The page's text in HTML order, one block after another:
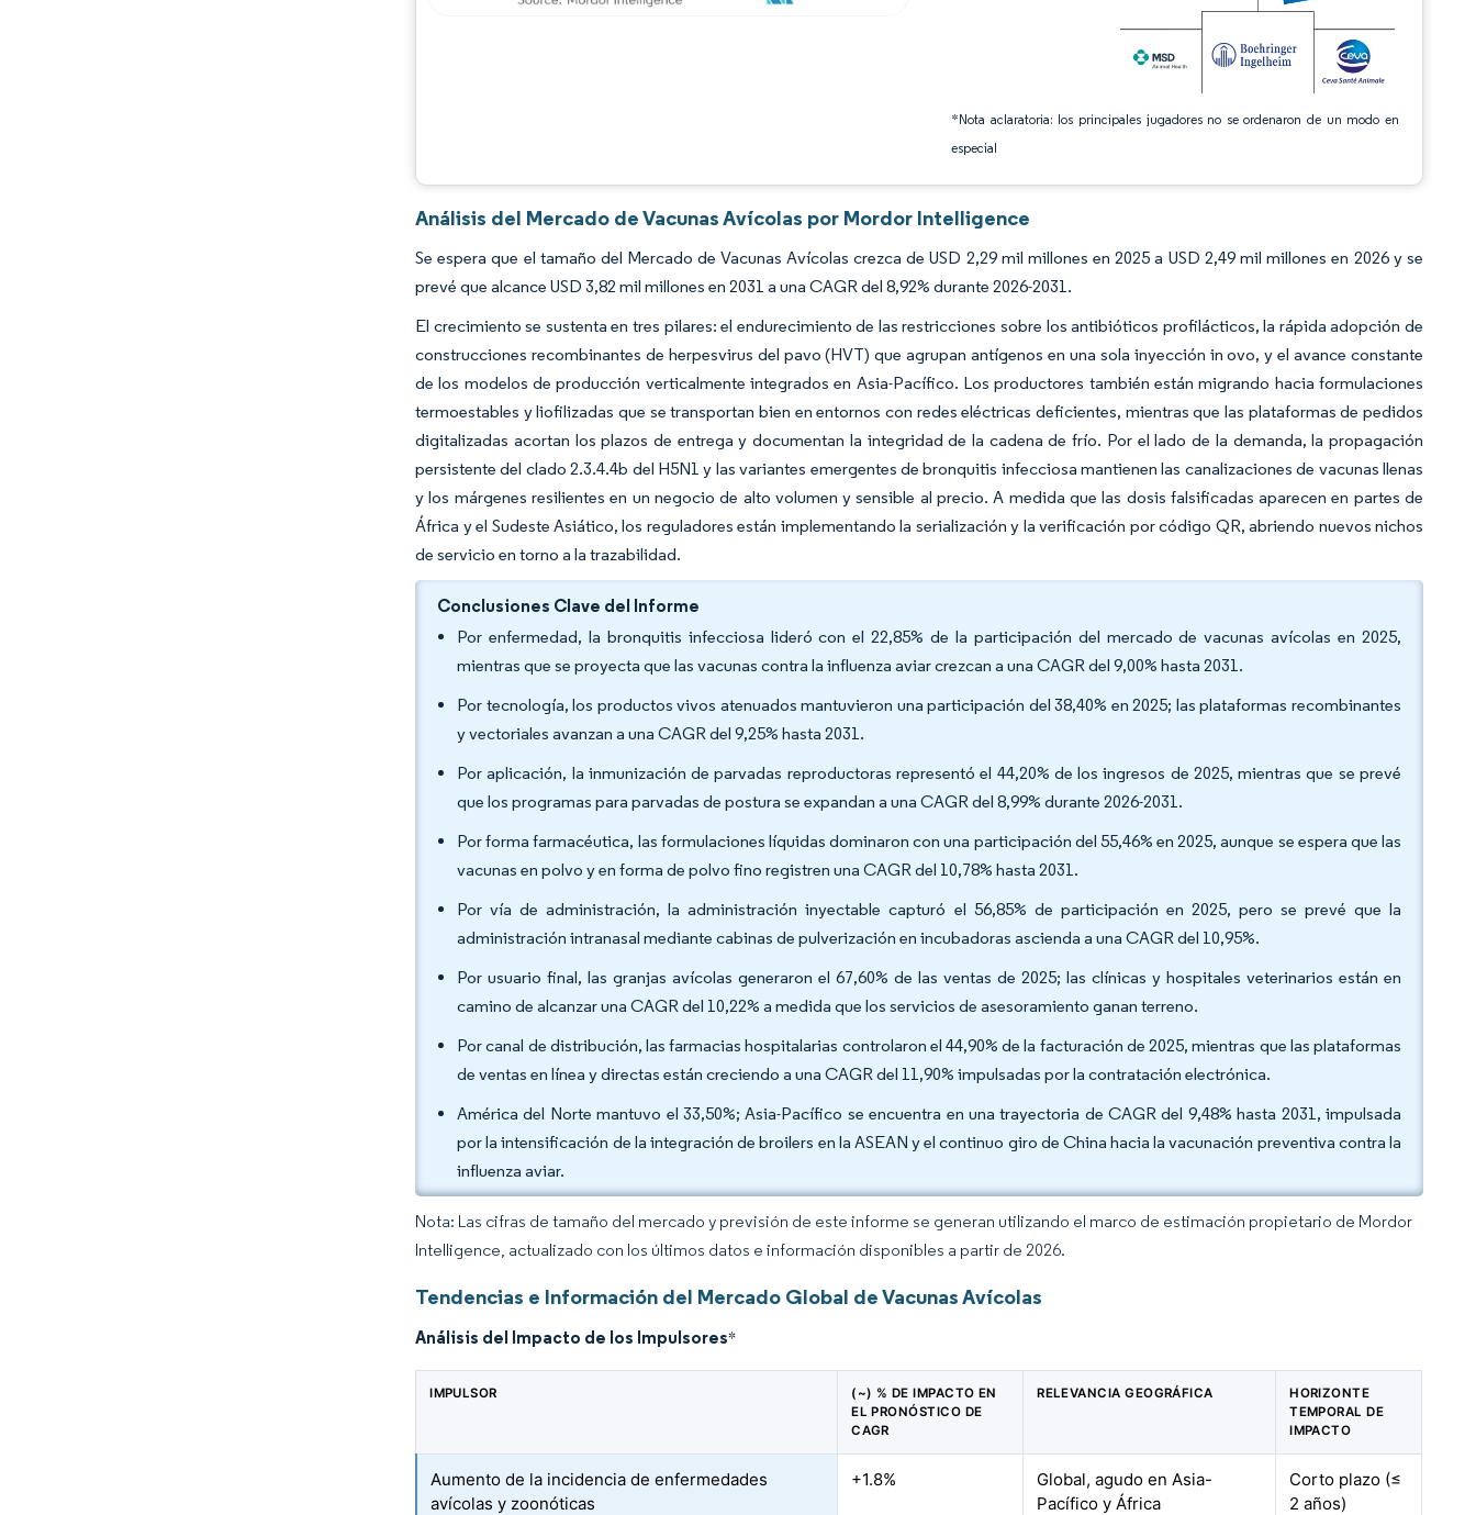
*Nota aclaratoria: los principales jugadores no se ordenaron de un modo en
especial
Análisis del Mercado de Vacunas Avícolas por Mordor Intelligence
Se espera que el tamaño del Mercado de Vacunas Avícolas crezca de USD 2,29 mil millones en 2025 a USD 2,49 mil millones en 2026 y se
prevé que alcance USD 3,82 mil millones en 2031 a una CAGR del 8,92% durante 2026-2031.
El crecimiento se sustenta en tres pilares: el endurecimiento de las restricciones sobre los antibióticos profilácticos, la rápida adopción de
construcciones recombinantes de herpesvirus del pavo (HVT) que agrupan antígenos en una sola inyección in ovo, y el avance constante
de los modelos de producción verticalmente integrados en Asia-Pacífico. Los productores también están migrando hacia formulaciones
termoestables y liofilizadas que se transportan bien en entornos con redes eléctricas deficientes, mientras que las plataformas de pedidos
digitalizadas acortan los plazos de entrega y documentan la integridad de la cadena de frío. Por el lado de la demanda, la propagación
persistente del clado 2.3.4.4b del H5N1 y las variantes emergentes de bronquitis infecciosa mantienen las canalizaciones de vacunas llenas
y los márgenes resilientes en un negocio de alto volumen y sensible al precio. A medida que las dosis falsificadas aparecen en partes de
África y el Sudeste Asiático, los reguladores están implementando la serialización y la verificación por código QR, abriendo nuevos nichos
de servicio en torno a la trazabilidad.
Conclusiones Clave del Informe
Por enfermedad, la bronquitis infecciosa lideró con el 22,85% de la participación del mercado de vacunas avícolas en 2025,
mientras que se proyecta que las vacunas contra la influenza aviar crezcan a una CAGR del 9,00% hasta 2031.
Por tecnología, los productos vivos atenuados mantuvieron una participación del 38,40% en 2025; las plataformas recombinantes
y vectoriales avanzan a una CAGR del 9,25% hasta 2031.
Por aplicación, la inmunización de parvadas reproductoras representó el 44,20% de los ingresos de 2025, mientras que se prevé
que los programas para parvadas de postura se expandan a una CAGR del 8,99% durante 2026-2031.
Por forma farmacéutica, las formulaciones líquidas dominaron con una participación del 55,46% en 2025, aunque se espera que las
vacunas en polvo y en forma de polvo fino registren una CAGR del 10,78% hasta 2031.
Por vía de administración, la administración inyectable capturó el 56,85% de participación en 2025, pero se prevé que la
administración intranasal mediante cabinas de pulverización en incubadoras ascienda a una CAGR del 10,95%.
Por usuario final, las granjas avícolas generaron el 67,60% de las ventas de 2025; las clínicas y hospitales veterinarios están en
camino de alcanzar una CAGR del 10,22% a medida que los servicios de asesoramiento ganan terreno.
Por canal de distribución, las farmacias hospitalarias controlaron el 44,90% de la facturación de 2025, mientras que las plataformas
de ventas en línea y directas están creciendo a una CAGR del 11,90% impulsadas por la contratación electrónica.
América del Norte mantuvo el 33,50%; Asia-Pacífico se encuentra en una trayectoria de CAGR del 9,48% hasta 2031, impulsada
por la intensificación de la integración de broilers en la ASEAN y el continuo giro de China hacia la vacunación preventiva contra la
influenza aviar.
Nota: Las cifras de tamaño del mercado y previsión de este informe se generan utilizando el marco de estimación propietario de Mordor
Intelligence, actualizado con los últimos datos e información disponibles a partir de 2026.
Tendencias e Información del Mercado Global de Vacunas Avícolas
Análisis del Impacto de los Impulsores*
IMPULSOR
(~) % DE IMPACTO EN
EL PRONÓSTICO DE
CAGR
RELEVANCIA GEOGRÁFICA
HORIZONTE
TEMPORAL DE
IMPACTO
Aumento de la incidencia de enfermedades
avícolas y zoonóticas
+1.8%
Global, agudo en Asia-
Pacífico y África
Corto plazo (≤
2 años)